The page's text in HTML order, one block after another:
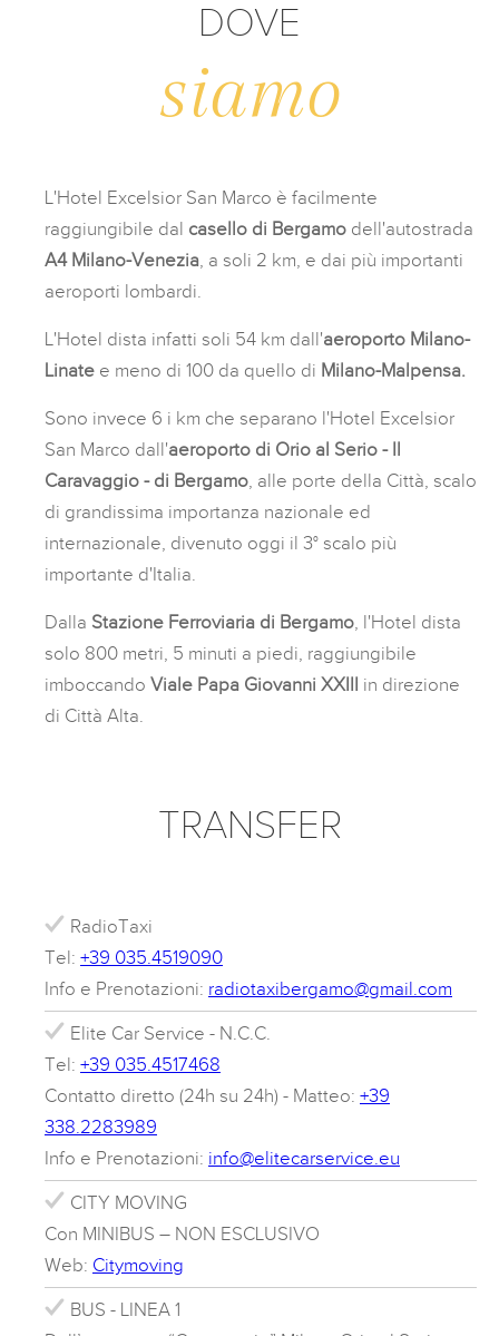
DOVE
siamo
L'Hotel Excelsior San Marco è facilmente
raggiungibile dal casello di Bergamo dell'autostrada
A4 Milano-Venezia, a soli 2 km, e dai più importanti
aeroporti lombardi.
L'Hotel dista infatti soli 54 km dall'aeroporto Milano-
Linate e meno di 100 da quello di Milano-Malpensa.
Sono invece 6 i km che separano l'Hotel Excelsior
San Marco dall'aeroporto di Orio al Serio - Il
Caravaggio - di Bergamo, alle porte della Città, scalo
di grandissima importanza nazionale ed
internazionale, divenuto oggi il 3° scalo più
importante d'Italia.
Dalla Stazione Ferroviaria di Bergamo, l'Hotel dista
solo 800 metri, 5 minuti a piedi, raggiungibile
imboccando Viale Papa Giovanni XXIII in direzione
di Città Alta.
TRANSFER
RadioTaxi
Tel: +39 035.4519090
Info e Prenotazioni: radiotaxibergamo@gmail.com
Elite Car Service - N.C.C.
Tel: +39 035.4517468
Contatto diretto (24h su 24h) - Matteo: +39
338.2283989
Info e Prenotazioni: info@elitecarservice.eu
CITY MOVING
Con MINIBUS – NON ESCLUSIVO
Web: Citymoving
BUS - LINEA 1